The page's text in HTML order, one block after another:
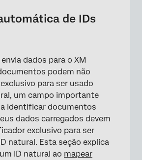
de IDs
dados para o XM
podem não
para ser usado
um campo importante
identificar documentos
dados carregados devem
exclusivo para ser
natural. Esta seção explica
ID natural ao mapear